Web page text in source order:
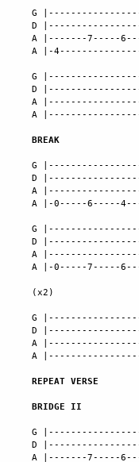
G
D
A |-------7-----
A |-
G
D
A
A
BREAK
G
D
A
A |-0-----6-----
G
D
A
A |-0-----7-----
(x2)
G
D
A
A
REPEAT VERSE
BRIDGE II
G
D
A |-------7-----